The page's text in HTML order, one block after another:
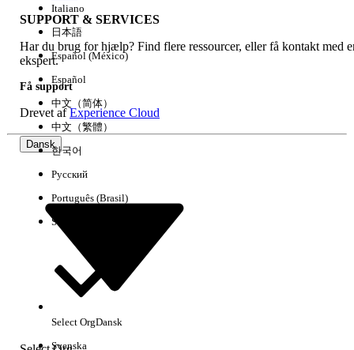
Ryd alle Udført
Her er nogle søgetips
Kontroller stavemåden for dine søgeord.
SUPPORT & SERVICES
Har du brug for hjælp? Find flere ressourcer, eller få kontakt med
ekspert.
Få support
Drevet afExperience Cloud
Dansk
Italiano
日本語
Español (México)
Español
中文（简体）
中文（繁體）
한국어
Русский
Português (Brasil)
Suomi
Select OrgDansk
Svenska